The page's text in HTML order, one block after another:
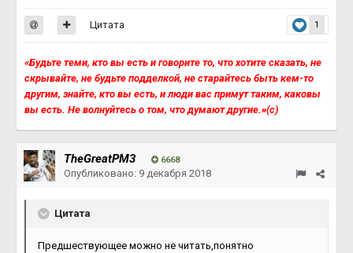
1
Цитата
«Будьте теми, кто вы есть и говорите то, что хотите сказать, не
скрывайте, не будьте подделкой, не старайтесь быть кем-то
другим, знайте, кто вы есть, и люди вас примут таким, каковы
вы есть. Не волнуйтесь о том, что думают другие.»(с)
TheGreatPM3 6668
Опубликовано: 9 декабря 2018
Цитата
Предшествующее можно не читать,понятно